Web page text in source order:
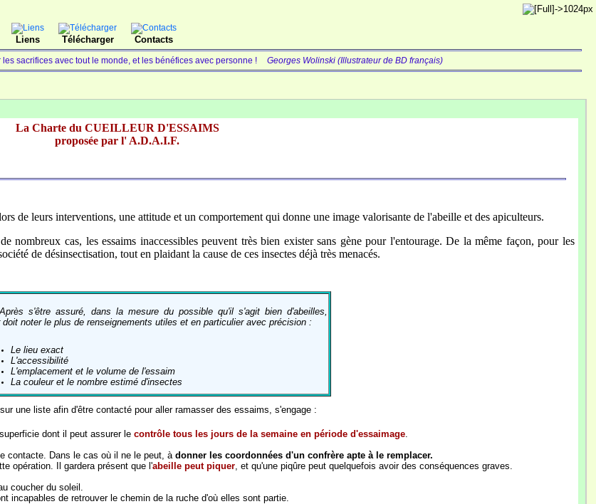
Liens Télécharger Contacts
sacrifices avec tout le monde, et les bénéfices avec personne ! Georges Wolinski (Illustrateur de BD français)
La Charte du CUEILLEUR D'ESSAIMS
proposée par l' A.D.A.I.F.
de leurs interventions, une attitude et un comportement qui donne une image valorisante de l'abeille et des apiculteurs.
nombreux cas, les essaims inaccessibles peuvent très bien exister sans gène pour l'entourage. De la même façon, pour les
de désinsectisation, tout en plaidant la cause de ces insectes déjà très menacés.
s'être assuré, dans la mesure du possible qu'il s'agit bien d'abeilles,
doit noter le plus de renseignements utiles et en particulier avec précision :
Le lieu exact
L'accessibilité
L'emplacement et le volume de l'essaim
La couleur et le nombre estimé d'insectes
une liste afin d'être contacté pour aller ramasser des essaims, s'engage :
dont il peut assurer le contrôle tous les jours de la semaine en période d'essaimage.
contacte. Dans le cas où il ne le peut, àdonner les coordonnées d'un confrère apte à le remplacer.
opération. Il gardera présent que l'abeille peut piquer, et qu'une piqûre peut quelquefois avoir des conséquences graves.
coucher du soleil.
incapables de retrouver le chemin de la ruche d'où elles sont partie.